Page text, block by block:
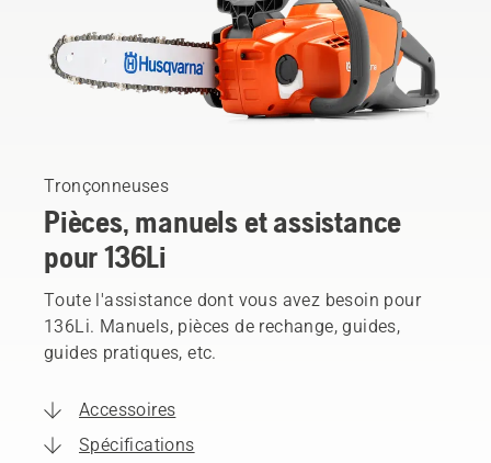
Tronçonneuses
Pièces, manuels et assistance
pour 136Li
Toute l'assistance dont vous avez besoin pour
136Li. Manuels, pièces de rechange, guides,
guides pratiques, etc.
Accessoires
Spécifications